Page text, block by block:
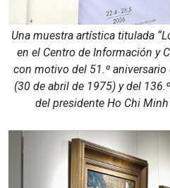
Una muestra artística titulada
en el Centro de Información y
con motivo del 51.º
(30 de abril de 1975) y del
del presidente Ho Chi